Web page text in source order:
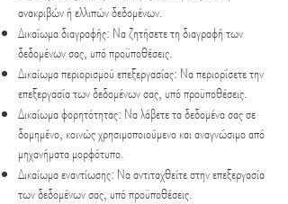
ανακριβών ή ελλιπών δεδομένων.
Δικαίωμα διαγραφής: Να ζητήσετε τη διαγραφή των
δεδομένων σας, υπό προϋποθέσεις.
Δικαίωμα περιορισμού επεξεργασίας: Να περιορίσετε την
επεξεργασία των δεδομένων σας, υπό προϋποθέσεις.
Δικαίωμα φορητότητας: Να λάβετε τα δεδομένα σας σε
δομημένο, κοινώς χρησιμοποιούμενο και αναγνώσιμο από
μηχανήματα μορφότυπο.
Δικαίωμα εναντίωσης: Να αντιταχθείτε στην επεξεργασία
των δεδομένων σας, υπό προϋποθέσεις.